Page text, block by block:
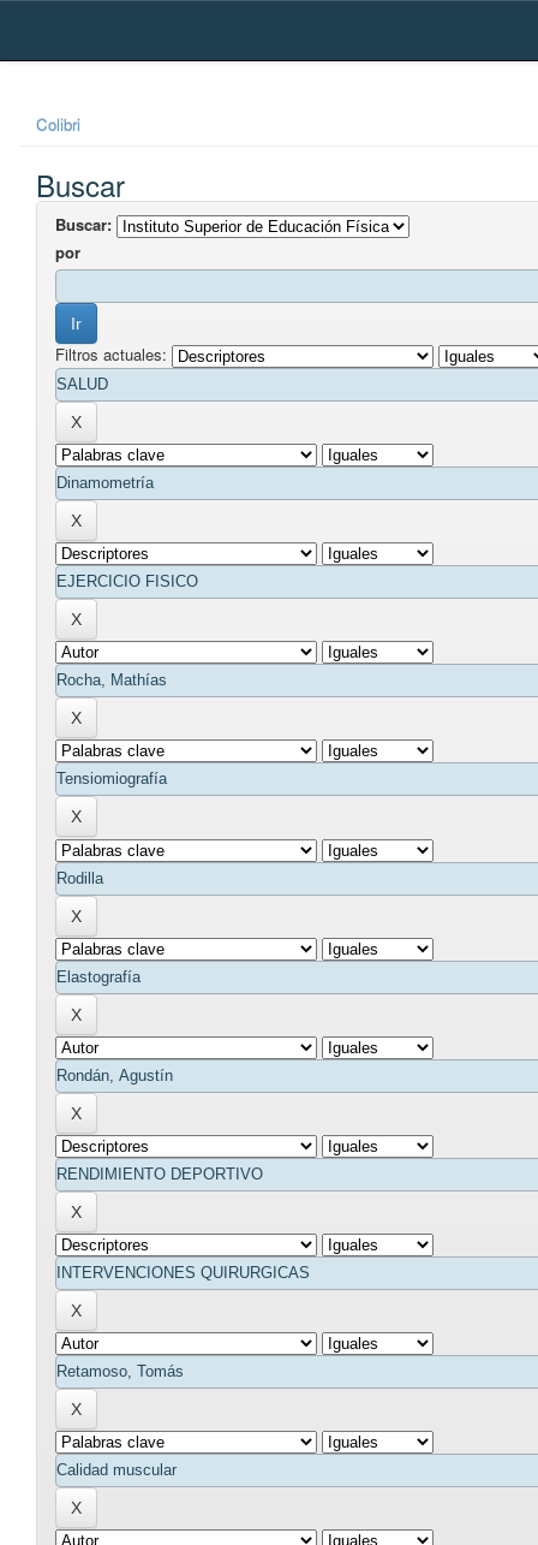
Skip
Colibri
Buscar
Buscar:
por
Filtros actuales: